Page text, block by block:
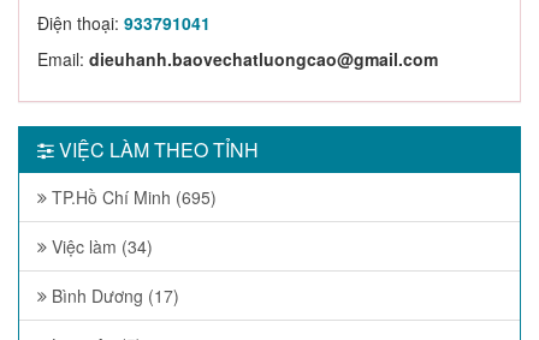
Điện thoại: 933791041
Email: dieuhanh.baovechatluongcao@gmail.com
VIỆC LÀM THEO TỈNH
TP.Hồ Chí Minh (695)
Việc làm (34)
Bình Dương (17)